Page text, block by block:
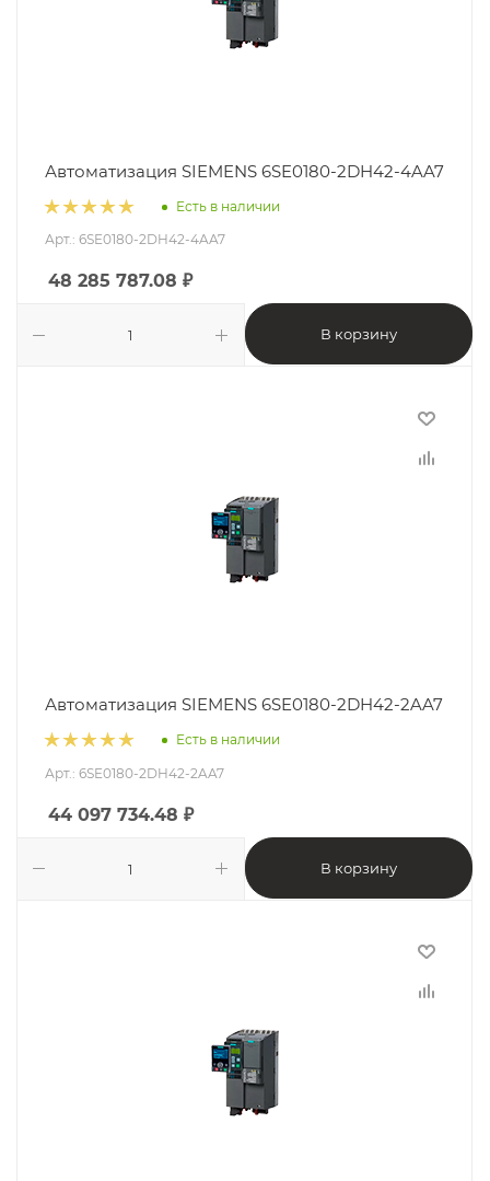
Автоматизация SIEMENS 6SE0180-2DH42-4AA7
Есть в наличии
Арт.: 6SE0180-2DH42-4AA7
48 285 787.08 ₽
В корзину
Автоматизация SIEMENS 6SE0180-2DH42-2AA7
Есть в наличии
Арт.: 6SE0180-2DH42-2AA7
44 097 734.48 ₽
В корзину